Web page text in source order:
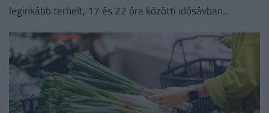
leginkább terhelt, 17 és 22 óra közötti idősávban